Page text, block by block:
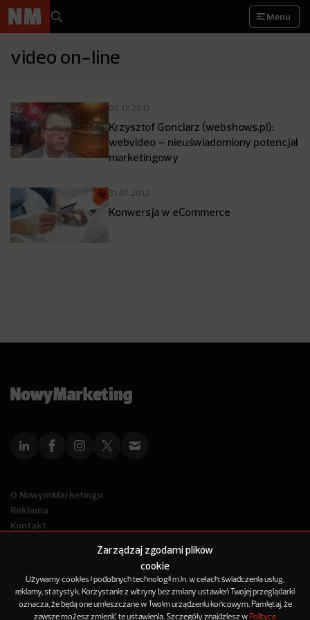
Zarządzaj zgodami plików
cookie
Używamy cookies i podobnych technologii m.in. w celach: świadczenia usług,
reklamy, statystyk. Korzystanie z witryny bez zmiany ustawień Twojej przeglądarki
oznacza, że będą one umieszczane w Twoim urządzeniu końcowym. Pamiętaj, że
zawsze możesz zmienić te ustawienia. Szczegóły znajdziesz w Polityce
Menu
video on-line
06.12.2012
Krzysztof Gonciarz (webshows.pl):
webvideo – nieuświadomiony potencjał
marketingowy
31.07.2012
Konwersja w eCommerce
O NowymMarketingu
Reklama
Kontakt
© 2012-2025